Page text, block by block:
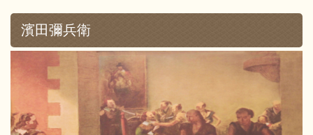
濱田彌兵衛